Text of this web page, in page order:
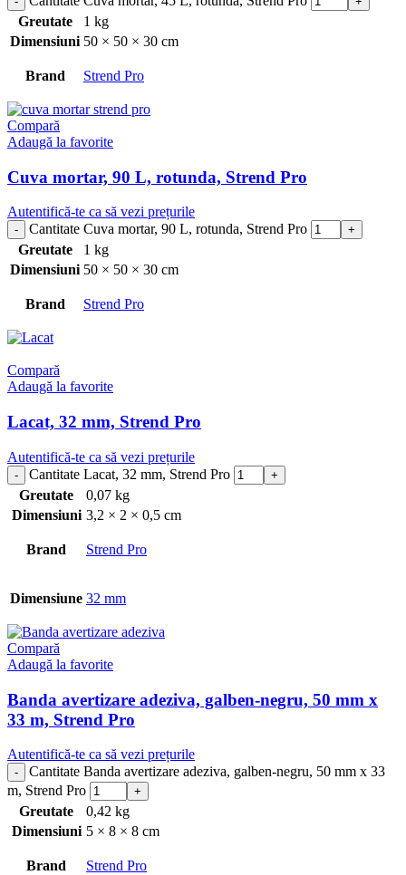
Greutate
1 kg
Dimensiuni 50 × 50 × 30 cm
Brand Strend Pro
Compară
Adaugă la favorite
Cuva mortar, 90 L, rotunda, Strend Pro
Autentifică-te ca să vezi prețurile
Cantitate Cuva mortar, 90 L, rotunda, Strend Pro
Greutate
1 kg
Dimensiuni 50 × 50 × 30 cm
Brand Strend Pro
Compară
Adaugă la favorite
Lacat, 32 mm, Strend Pro
Autentifică-te ca să vezi prețurile
Cantitate Lacat, 32 mm, Strend Pro
Greutate
0,07 kg
Dimensiuni 3,2 × 2 × 0,5 cm
Brand Strend Pro
Dimensiune 32 mm
Compară
Adaugă la favorite
Banda avertizare adeziva, galben-negru, 50 mm x
33 m, Strend Pro
Autentifică-te ca să vezi prețurile
Cantitate Banda avertizare adeziva, galben-negru, 50 mm x 33
m, Strend Pro
Greutate
0,42 kg
Dimensiuni 5 × 8 × 8 cm
Brand Strend Pro